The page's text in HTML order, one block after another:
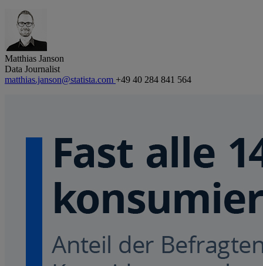
Matthias Janson
Data Journalist
matthias.janson@statista.com +49 40 284 841 564